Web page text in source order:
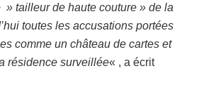
tailleur de haute couture » de la
toutes les accusations portées
comme un château de cartes et
résidence surveillée« , a écrit